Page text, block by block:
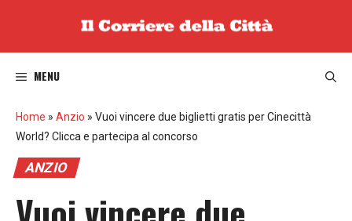
MENU
Home » Anzio » Vuoi vincere due biglietti gratis per Cinecittà
World? Clicca e partecipa al concorso
ANZIO